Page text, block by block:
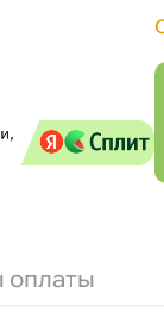
оплаты